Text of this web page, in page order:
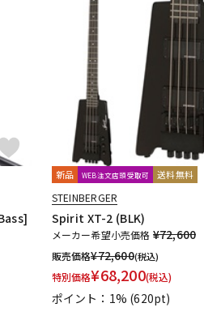
DTM オンラ
イン納品
新品 WEB注文店頭受取可 送料無料
STEINBERGER
Spirit XT-2 (BLK)
メーカー希望小売価格 ¥72,600
販売価格¥72,600(税込)
特別価格¥68,200(税込)
ポイント：1% (620pt)